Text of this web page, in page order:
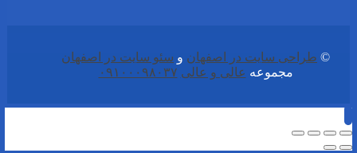
© طراحی سایت در اصفهان و سئو سایت در اصفهان
مجموعه عالی و عالی ۰۹۱۰۰۰۹۸۰۳۷